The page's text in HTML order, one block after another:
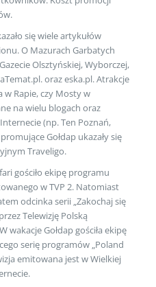
się wiele artykułów
O Mazurach Garbatych
Olsztyńskiej, Wyborczej,
oraz eska.pl. Atrakcje
Rapie, czy Mosty w
na wielu blogach oraz
(np. Ten Poznań,
Gołdap ukazały się
Traveligo.
gościło ekipę programu
w TVP 2. Natomiast
odcinka serii „Zakochaj się
Telewizję Polską
wakacje Gołdap gościła ekipę
serię programów „Poland
emitowana jest w Wielkiej